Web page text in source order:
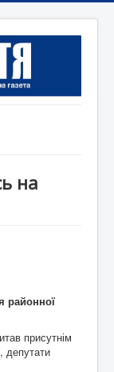
на
районної
присутнім
депутати